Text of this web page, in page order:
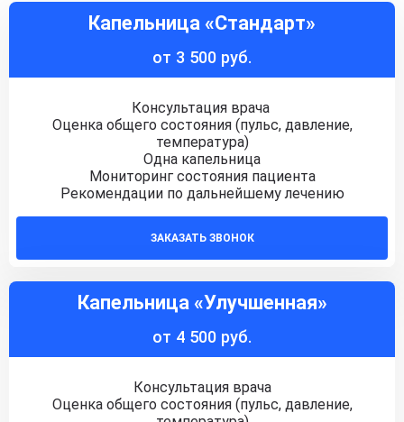
Капельница «Стандарт»
от 3 500 руб.
Консультация врача
Оценка общего состояния (пульс, давление,
температура)
Одна капельница
Мониторинг состояния пациента
Рекомендации по дальнейшему лечению
ЗАКАЗАТЬ ЗВОНОК
Капельница «Улучшенная»
от 4 500 руб.
Консультация врача
Оценка общего состояния (пульс, давление,